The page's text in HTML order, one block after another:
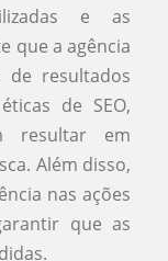
e as
que a agência
resultados
de SEO,
resultar em
Além disso,
nas ações
que as